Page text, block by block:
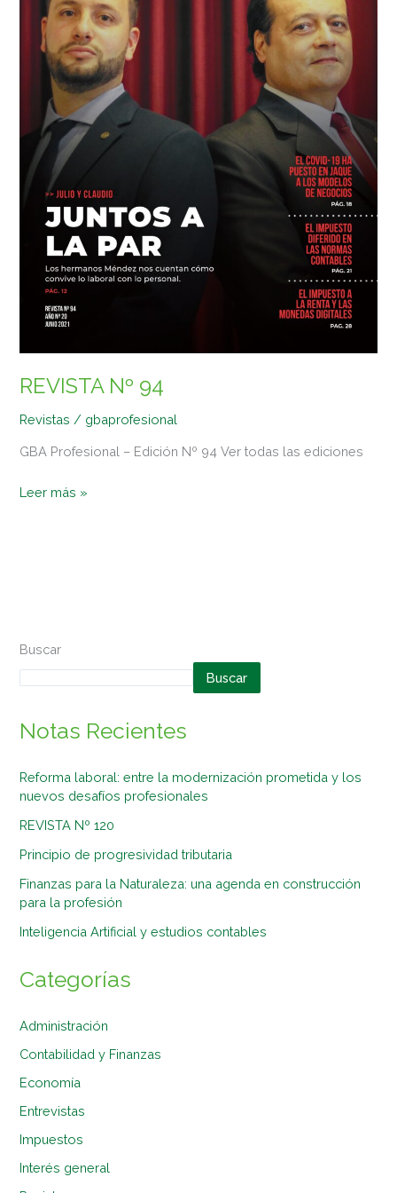
REVISTA Nº 94
Revistas / gbaprofesional
GBA Profesional – Edición Nº 94 Ver todas las ediciones
Leer más »
Buscar
Buscar
Notas Recientes
Reforma laboral: entre la modernización prometida y los
nuevos desafíos profesionales
REVISTA Nº 120
Principio de progresividad tributaria
Finanzas para la Naturaleza: una agenda en construcción
para la profesión
Inteligencia Artificial y estudios contables
Categorías
Administración
Contabilidad y Finanzas
Economía
Entrevistas
Impuestos
Interés general